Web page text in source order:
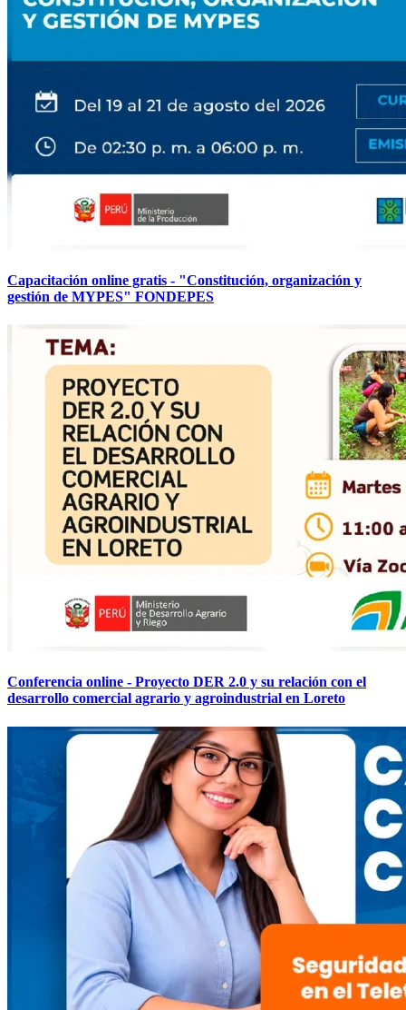
Capacitación online gratis - "Constitución, organización y
gestión de MYPES" FONDEPES
Conferencia online - Proyecto DER 2.0 y su relación con el
desarrollo comercial agrario y agroindustrial en Loreto